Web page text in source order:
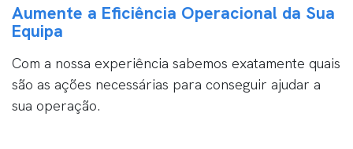
Aumente a Eficiência Operacional da Sua
Equipa
Com a nossa experiência sabemos exatamente quais
são as ações necessárias para conseguir ajudar a
sua operação.